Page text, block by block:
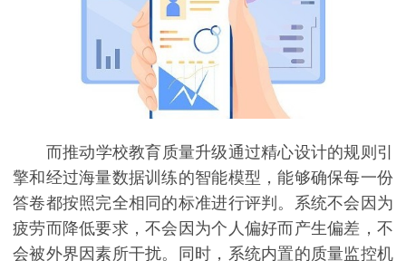
而推动学校教育质量升级通过精心设计的规则引
擎和经过海量数据训练的智能模型，能够确保每一份
答卷都按照完全相同的标准进行评判。系统不会因为
疲劳而降低要求，不会因为个人偏好而产生偏差，不
会被外界因素所干扰。同时，系统内置的质量监控机